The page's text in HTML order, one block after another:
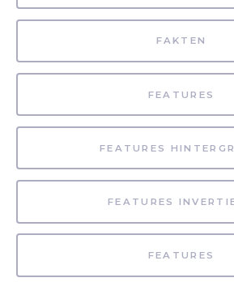
FAKTEN
FEATURES
FEATURES
FEATURES
FEATURES